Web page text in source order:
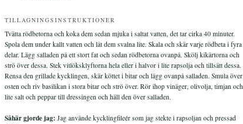
TILLAGNINGSINSTRUKTIONER
Tvätta rödbetorna och koka dem sedan mjuka i saltat vatten, det tar cirka 40 minuter.
Spola dem under kallt vatten och låt dem svalna lite. Skala och skär varje rödbeta i fyra
delar. Lägg salladen på ett stort fat och sedan rödbetorna ovanpå. Skölj kikärtorna och
strö över dessa. Stek vitlöksklyftorna hela eller i halvor i lite rapsolja och tillsätt dessa.
Rensa den grillade kycklingen, skär köttet i bitar och lägg ovanpå salladen. Smula över
osten och riv basilikan i stora bitar och strö över. Rör ihop vinäger, olivolja, timjan och
lite salt och peppar till dressingen och häll den över salladen.
Såhär gjorde jag: Jag använde kycklingfileér som jag stekte i rapsoljan och pressad